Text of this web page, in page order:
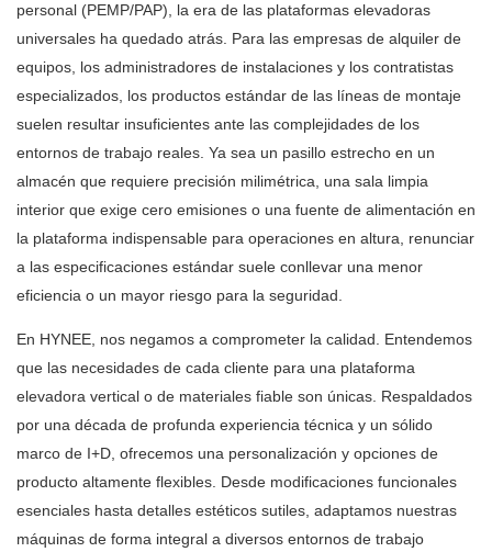
personal (PEMP/PAP), la era de las plataformas elevadoras
universales ha quedado atrás. Para las empresas de alquiler de
equipos, los administradores de instalaciones y los contratistas
especializados, los productos estándar de las líneas de montaje
suelen resultar insuficientes ante las complejidades de los
entornos de trabajo reales. Ya sea un pasillo estrecho en un
almacén que requiere precisión milimétrica, una sala limpia
interior que exige cero emisiones o una fuente de alimentación en
la plataforma indispensable para operaciones en altura, renunciar
a las especificaciones estándar suele conllevar una menor
eficiencia o un mayor riesgo para la seguridad.
En HYNEE, nos negamos a comprometer la calidad. Entendemos
que las necesidades de cada cliente para una plataforma
elevadora vertical o de materiales fiable son únicas. Respaldados
por una década de profunda experiencia técnica y un sólido
marco de I+D, ofrecemos una personalización y opciones de
producto altamente flexibles. Desde modificaciones funcionales
esenciales hasta detalles estéticos sutiles, adaptamos nuestras
máquinas de forma integral a diversos entornos de trabajo